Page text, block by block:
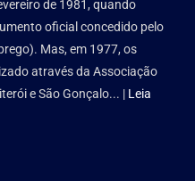
de 1981, quando
oficial concedido pelo
Mas, em 1977, os
através da Associação
e São Gonçalo... | Leia